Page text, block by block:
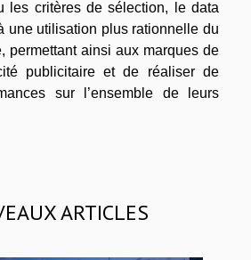
les critères de sélection, le data
une utilisation plus rationnelle du
permettant ainsi aux marques de
publicitaire et de réaliser de
sur l’ensemble de leurs
ARTICLES